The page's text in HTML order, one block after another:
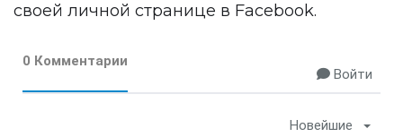
своей личной странице в Facebook.
0 Комментарии
Войти
Новейшие